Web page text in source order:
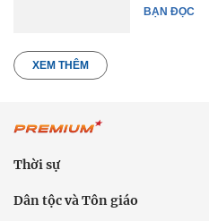
BẠN ĐỌC
XEM THÊM
Thời sự
Dân tộc và Tôn giáo